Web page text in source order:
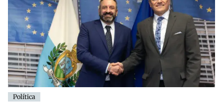
Política